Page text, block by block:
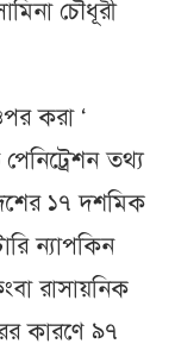
চৌধূরী
করা ‘
তথ্য
১৭ দশমিক
ন্যাপকিন
রাসায়নিক
কারণে ৯৭